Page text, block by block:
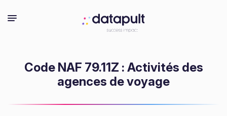
Code NAF 79.11Z : Activités des
agences de voyage